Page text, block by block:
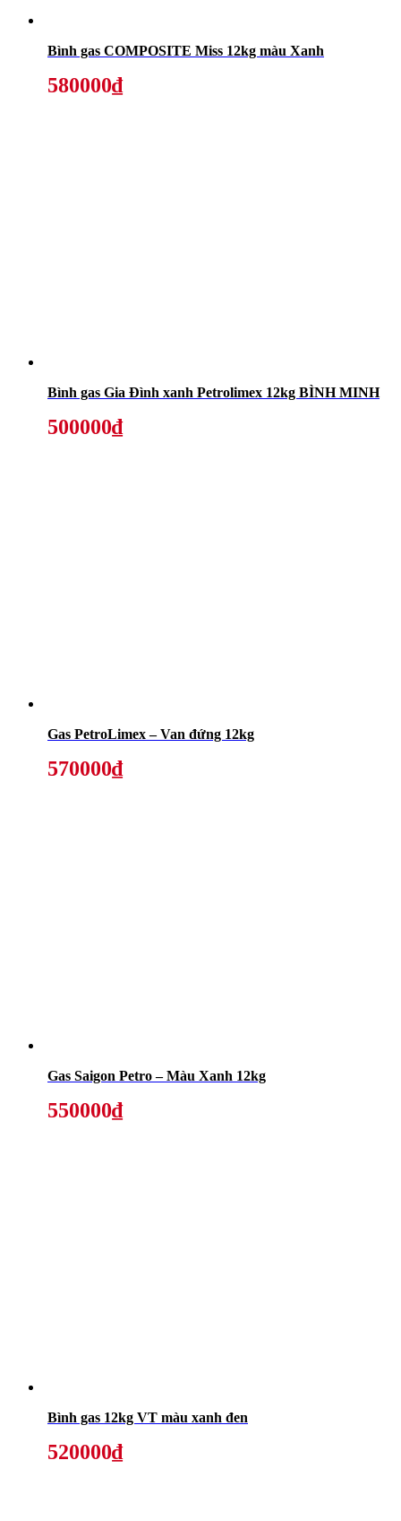
Bình gas COMPOSITE Miss 12kg màu Xanh
580000₫
Bình gas Gia Đình xanh Petrolimex 12kg BÌNH MINH
500000₫
Gas PetroLimex – Van đứng 12kg
570000₫
Gas Saigon Petro – Màu Xanh 12kg
550000₫
Bình gas 12kg VT màu xanh đen
520000₫